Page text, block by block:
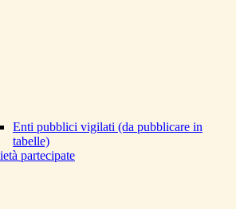
Enti pubblici vigilati (da pubblicare in
tabelle)
partecipate